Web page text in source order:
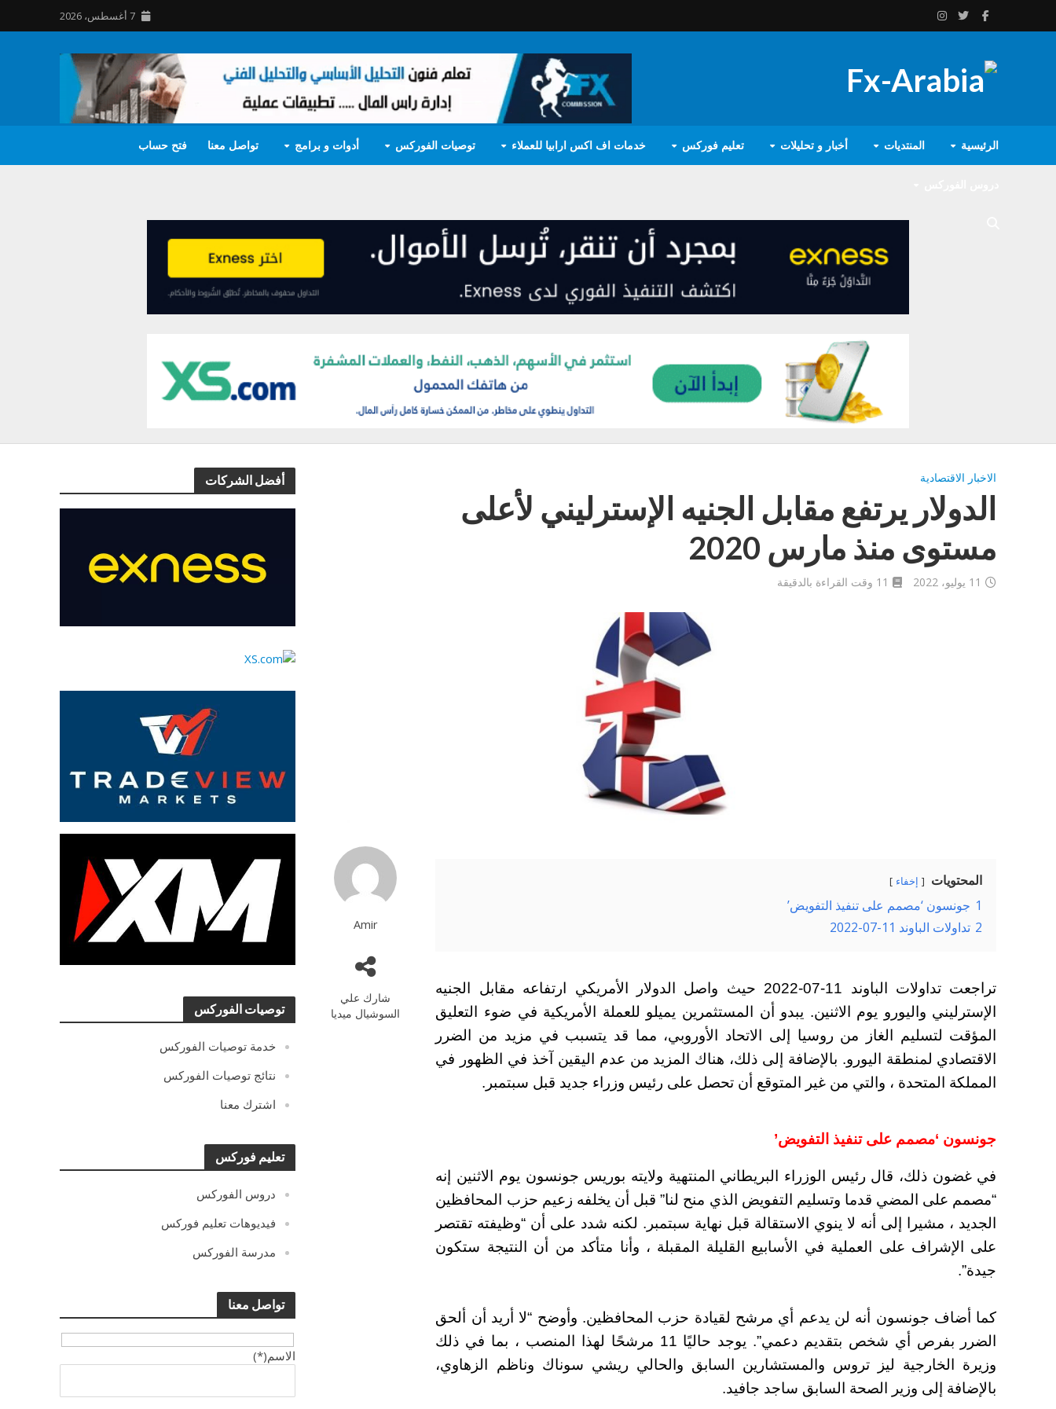
7 أغسطس، 2026
الرئيسية المنتديات أخبار و تحليلات تعليم فوركس خدمات اف اكس ارابيا للعملاء توصيات الفوركس أدوات و برامج تواصل معنا فتح حساب
أفضل الشركات
توصيات الفوركس
خدمة توصيات الفوركس
نتائج توصيات الفوركس
اشترك معنا
تعليم فوركس
دروس الفوركس
فيديوهات تعليم فوركس
مدرسة الفوركس
تواصل معنا
الاسم(*)
الاخبار الاقتصادية
الدولار يرتفع مقابل الجنيه الإسترليني لأعلى
مستوى منذ مارس 2020
11 يوليو، 2022 11 وقت القراءة بالدقيقة
Amir
شارك علي
السوشيال ميديا
المحتويات إخفاء
1 جونسون ‘مصمم على تنفيذ التفويض’
2 تداولات الباوند 11-07-2022
تراجعت تداولات الباوند 11-07-2022 حيث واصل الدولار الأمريكي ارتفاعه مقابل الجنيه
الإسترليني واليورو يوم الاثنين. يبدو أن المستثمرين يميلو للعملة الأمريكية في ضوء التعليق
المؤقت لتسليم الغاز من روسيا إلى الاتحاد الأوروبي، مما قد يتسبب في مزيد من الضرر
الاقتصادي لمنطقة اليورو. بالإضافة إلى ذلك، هناك المزيد من عدم اليقين آخذ في الظهور في
المملكة المتحدة ، والتي من غير المتوقع أن تحصل على رئيس وزراء جديد قبل سبتمبر.
جونسون ‘مصمم على تنفيذ التفويض’
في غضون ذلك، قال رئيس الوزراء البريطاني المنتهية ولايته بوريس جونسون يوم الاثنين إنه
“مصمم على المضي قدما وتسليم التفويض الذي منح لنا” قبل أن يخلفه زعيم حزب المحافظين
الجديد ، مشيرا إلى أنه لا ينوي الاستقالة قبل نهاية سبتمبر. لكنه شدد على أن “وظيفته تقتصر
على الإشراف على العملية في الأسابيع القليلة المقبلة ، وأنا متأكد من أن النتيجة ستكون
جيدة”.
كما أضاف جونسون أنه لن يدعم أي مرشح لقيادة حزب المحافظين. وأوضح “لا أريد أن ألحق
الضرر بفرص أي شخص بتقديم دعمي”. يوجد حاليًا 11 مرشحًا لهذا المنصب ، بما في ذلك
وزيرة الخارجية ليز تروس والمستشارين السابق والحالي ريشي سوناك وناظم الزهاوي،
بالإضافة إلى وزير الصحة السابق ساجد جافيد.